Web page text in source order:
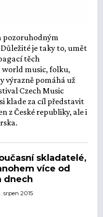
pozoruhodným
je taky to, umět
těch
world music, folku,
výrazně pomáhá už
Czech Music
klade za cíl představit
z České republiky, ale i
skladatelé,
více od
dnech
srpen 2015